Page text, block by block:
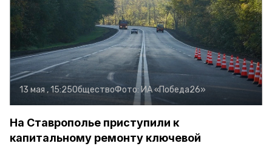
13 мая , 15:25ОбществоФото: ИА «Победа26»
На Ставрополье приступили к
капитальному ремонту ключевой